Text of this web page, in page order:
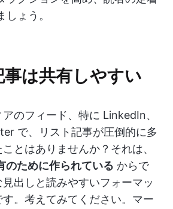
ょう。
は共有しやすい
のフィード、特に LinkedIn、
で、リスト記事が圧倒的に多
とはありませんか？それは、
のために作られている からで
出しと読みやすいフォーマッ
す。考えてみてください。マー